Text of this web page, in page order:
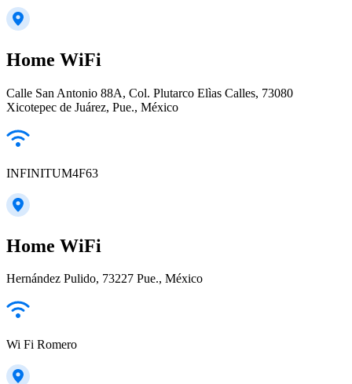
Home WiFi
Calle San Antonio 88A, Col. Plutarco Elìas Calles, 73080
Xicotepec de Juárez, Pue., México
INFINITUM4F63
Home WiFi
Hernández Pulido, 73227 Pue., México
Wi Fi Romero